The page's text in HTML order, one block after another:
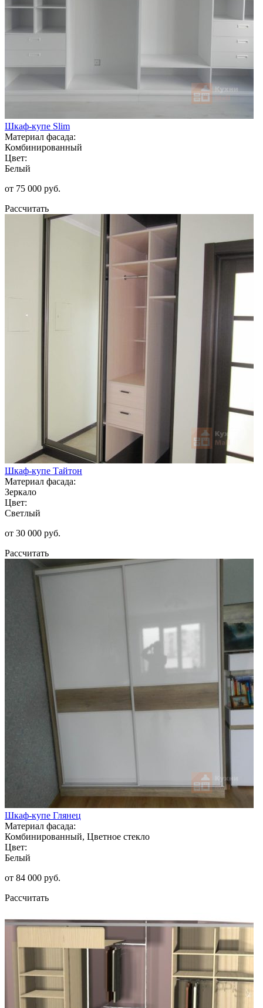
Шкаф-купе Slim
Материал фасада:
Комбинированный
Цвет:
Белый
от 75 000 руб.
Рассчитать
Шкаф-купе Тайтон
Материал фасада:
Зеркало
Цвет:
Светлый
от 30 000 руб.
Рассчитать
Шкаф-купе Глянец
Материал фасада:
Комбинированный, Цветное стекло
Цвет:
Белый
от 84 000 руб.
Рассчитать